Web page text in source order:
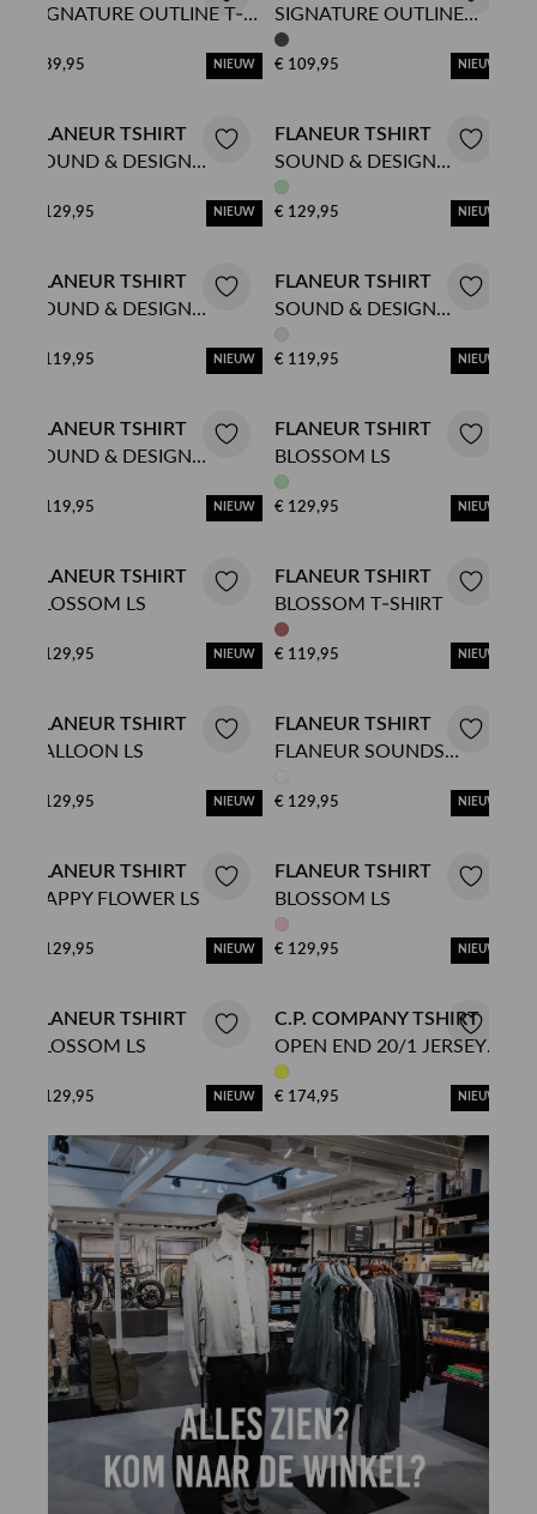
SIGNATURE OUTLINE T-
€ 89,95 NIEUW
SIGNATURE OUTLINE
LAYERED LS
€ 109,95 NIEUW
FLANEUR TSHIRT
SOUND & DESIGN
€ 129,95 NIEUW
FLANEUR TSHIRT
SOUND & DESIGN
€ 129,95 NIEUW
FLANEUR TSHIRT
SOUND & DESIGN
€ 119,95 NIEUW
FLANEUR TSHIRT
SOUND & DESIGN
€ 119,95 NIEUW
FLANEUR TSHIRT
SOUND & DESIGN
€ 119,95 NIEUW
FLANEUR TSHIRT
BLOSSOM LS
€ 129,95 NIEUW
FLANEUR TSHIRT
BLOSSOM LS
€ 129,95 NIEUW
FLANEUR TSHIRT
BLOSSOM T-SHIRT
€ 119,95 NIEUW
FLANEUR TSHIRT
BALLOON LS
€ 129,95 NIEUW
FLANEUR TSHIRT
FLANEUR SOUNDS
€ 129,95 NIEUW
FLANEUR TSHIRT
HAPPY FLOWER LS
€ 129,95 NIEUW
FLANEUR TSHIRT
BLOSSOM LS
€ 129,95 NIEUW
FLANEUR TSHIRT
BLOSSOM LS
€ 129,95 NIEUW
C.P. COMPANY TSHIRT
OPEN END 20/1 JERSEY
SHORT SLEEVE LOGO T-
SHIRT
€ 174,95 NIEUW